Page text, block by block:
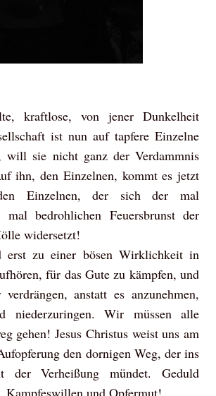
kraftlose, von jener Dunkelheit
ist nun auf tapfere Einzelne
will sie nicht ganz der Verdammnis
ihn, den Einzelnen, kommt es jetzt
Einzelnen, der sich der mal
mal bedrohlichen Feuersbrunst der
widersetzt!
zu einer bösen Wirklichkeit in
für das Gute zu kämpfen, und
anstatt es anzunehmen,
niederzuringen. Wir müssen alle
gehen! Jesus Christus weist uns am
den dornigen Weg, der ins
der Verheißung mündet. Geduld
Kampfeswillen und Opfermut!